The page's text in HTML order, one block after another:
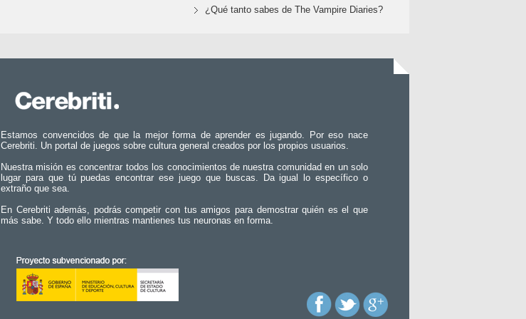
¿Qué tanto sabes de The Vampire Diaries?
Estamos convencidos de que la mejor forma de aprender es jugando. Por eso nace
Cerebriti. Un portal de juegos sobre cultura general creados por los propios usuarios.
Nuestra misión es concentrar todos los conocimientos de nuestra comunidad en un solo
lugar para que tú puedas encontrar ese juego que buscas. Da igual lo específico o
extraño que sea.
En Cerebriti además, podrás competir con tus amigos para demostrar quién es el que
más sabe. Y todo ello mientras mantienes tus neuronas en forma.